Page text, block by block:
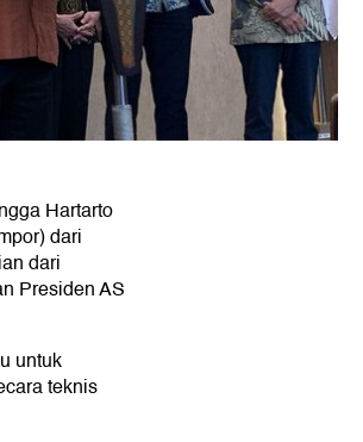
Hartarto
dari
dari
Presiden AS
untuk
teknis